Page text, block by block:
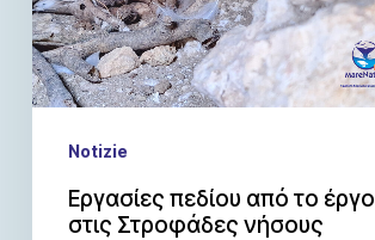
Notizie
Εργασίες πεδίου από το έργο
στις Στροφάδες νήσους